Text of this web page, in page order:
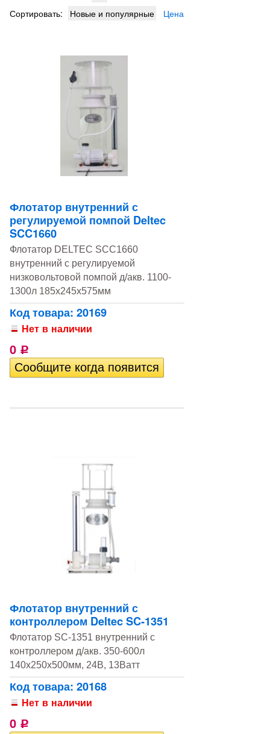
Сортировать:
Новые и популярные Цена
Флотатор внутренний с
регулируемой помпой Deltec
SCC1660
Флотатор DELTEC SCC1660
внутренний с регулируемой
низковольтовой помпой д/акв. 1100-
1300л 185х245х575мм
Код товара: 20169
Нет в наличии
0 Р
Флотатор внутренний с
контроллером Deltec SC-1351
Флотатор SC-1351 внутренний с
контроллером д/акв. 350-600л
140х250х500мм, 24В, 13Ватт
Код товара: 20168
Нет в наличии
0 Р